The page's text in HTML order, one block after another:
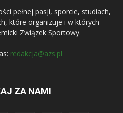
pełnej pasji, sporcie, studiach,
które organizuje i w których
Związek Sportowy.
redakcja@azs.pl
ZA NAMI